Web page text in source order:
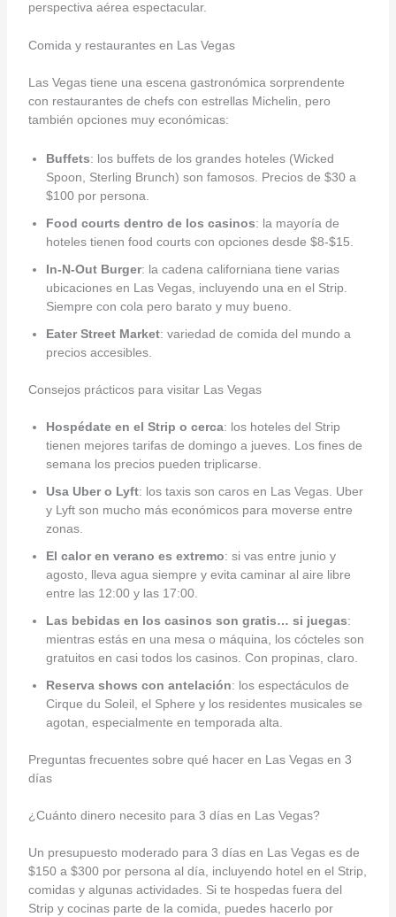
perspectiva aérea espectacular.
Comida y restaurantes en Las Vegas
Las Vegas tiene una escena gastronómica sorprendente
con restaurantes de chefs con estrellas Michelin, pero
también opciones muy económicas:
Buffets: los buffets de los grandes hoteles (Wicked
Spoon, Sterling Brunch) son famosos. Precios de $30 a
$100 por persona.
Food courts dentro de los casinos: la mayoría de
hoteles tienen food courts con opciones desde $8-$15.
In-N-Out Burger: la cadena californiana tiene varias
ubicaciones en Las Vegas, incluyendo una en el Strip.
Siempre con cola pero barato y muy bueno.
Eater Street Market: variedad de comida del mundo a
precios accesibles.
Consejos prácticos para visitar Las Vegas
Hospédate en el Strip o cerca: los hoteles del Strip
tienen mejores tarifas de domingo a jueves. Los fines de
semana los precios pueden triplicarse.
Usa Uber o Lyft: los taxis son caros en Las Vegas. Uber
y Lyft son mucho más económicos para moverse entre
zonas.
El calor en verano es extremo: si vas entre junio y
agosto, lleva agua siempre y evita caminar al aire libre
entre las 12:00 y las 17:00.
Las bebidas en los casinos son gratis… si juegas:
mientras estás en una mesa o máquina, los cócteles son
gratuitos en casi todos los casinos. Con propinas, claro.
Reserva shows con antelación: los espectáculos de
Cirque du Soleil, el Sphere y los residentes musicales se
agotan, especialmente en temporada alta.
Preguntas frecuentes sobre qué hacer en Las Vegas en 3
días
¿Cuánto dinero necesito para 3 días en Las Vegas?
Un presupuesto moderado para 3 días en Las Vegas es de
$150 a $300 por persona al día, incluyendo hotel en el Strip,
comidas y algunas actividades. Si te hospedas fuera del
Strip y cocinas parte de la comida, puedes hacerlo por